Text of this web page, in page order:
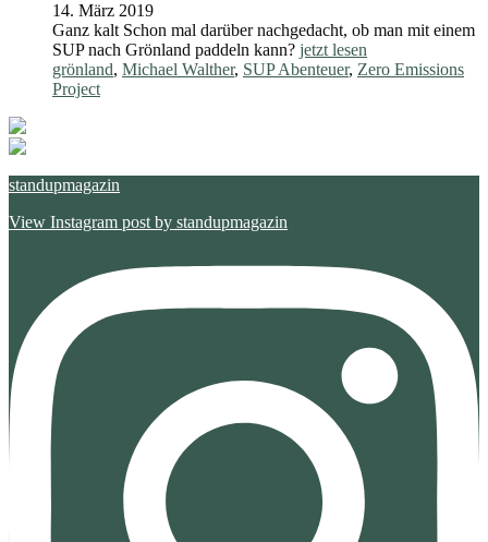
14. März 2019
Ganz kalt Schon mal darüber nachgedacht, ob man mit einem
SUP nach Grönland paddeln kann? jetzt lesen
grönland, Michael Walther, SUP Abenteuer, Zero Emissions
Project
standupmagazin
View Instagram post by standupmagazin